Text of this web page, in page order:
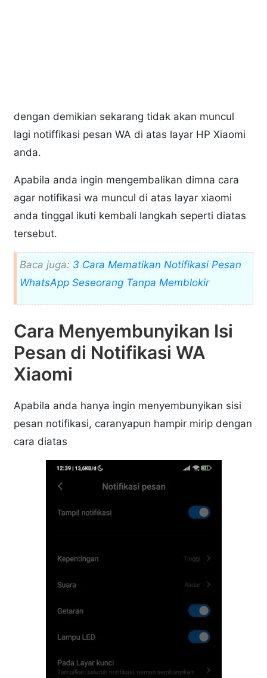
dengan demikian sekarang tidak akan muncul
lagi notiffikasi pesan WA di atas layar HP Xiaomi
anda.
Apabila anda ingin mengembalikan dimna cara
agar notifikasi wa muncul di atas layar xiaomi
anda tinggal ikuti kembali langkah seperti diatas
tersebut.
Baca juga: 3 Cara Mematikan Notifikasi Pesan
WhatsApp Seseorang Tanpa Memblokir
Cara Menyembunyikan Isi
Pesan di Notifikasi WA
Xiaomi
Apabila anda hanya ingin menyembunyikan sisi
pesan notifikasi, caranyapun hampir mirip dengan
cara diatas